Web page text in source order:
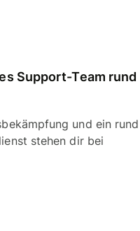
Support-Team rund
und ein rund
stehen dir bei